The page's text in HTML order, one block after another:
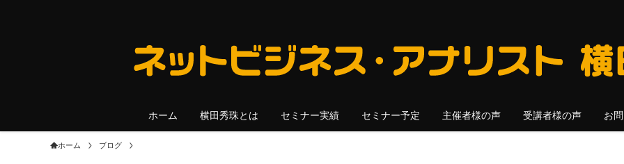
ホーム 横田秀珠とは セミナー実績 セミナー予定 主催者様の声 受講者様の声 お
ホーム ブログ